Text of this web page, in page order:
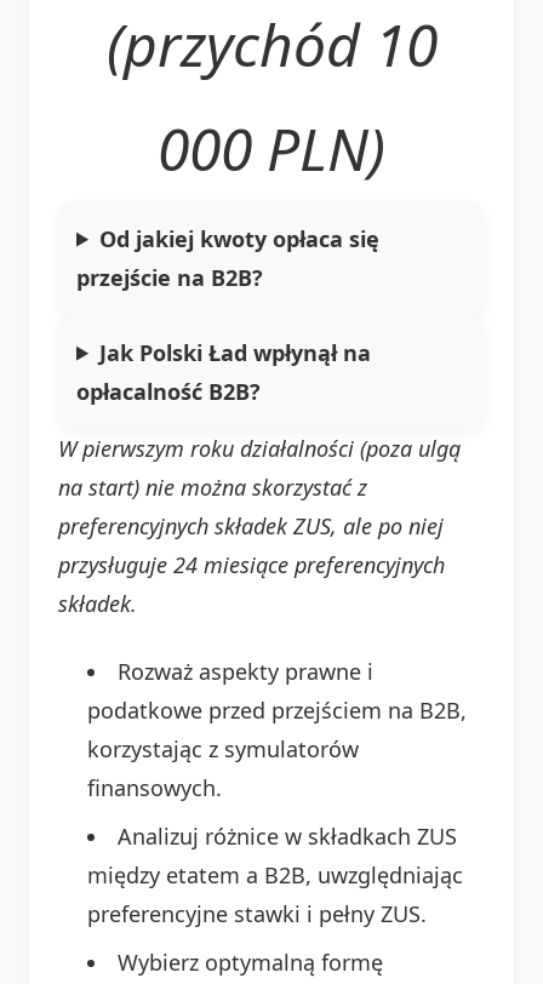
(przychód 10
000 PLN)
Od jakiej kwoty opłaca się
przejście na B2B?
Jak Polski Ład wpłynął na
opłacalność B2B?
W pierwszym roku działalności (poza ulgą
na start) nie można skorzystać z
preferencyjnych składek ZUS, ale po niej
przysługuje 24 miesiące preferencyjnych
składek.
Rozważ aspekty prawne i
podatkowe przed przejściem na B2B,
korzystając z symulatorów
finansowych.
Analizuj różnice w składkach ZUS
między etatem a B2B, uwzględniając
preferencyjne stawki i pełny ZUS.
Wybierz optymalną formę